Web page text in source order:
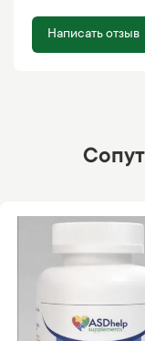
Написать отзыв